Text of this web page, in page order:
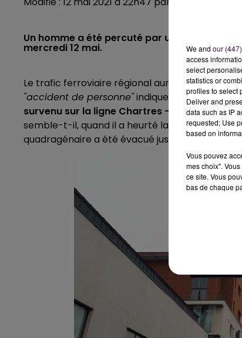
Un homme a été percuté par un train de
mercredi 12 mai.
Le trafic ferroviaire régional aura été en partie
"accident de personne"indique la SNCF.Un
survenu sur la ligne Chartres - Le Mans à
semble-t-il, quand il a heurté la victime,prise
quadragénaire a été évacué jusqu'au centre
We and our
access
select
statistics or
profiles to select
Deliver and
data such as IP
requested; Use
based on
Vous pouvez
mes choix".
ce site. Vous
bas de chaque